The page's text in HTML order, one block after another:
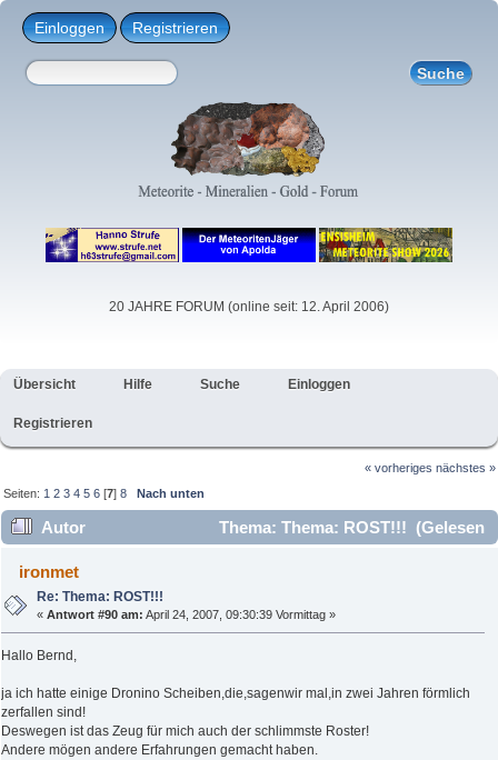
Einloggen Registrieren
20 JAHRE FORUM (online seit: 12. April 2006)
Übersicht Hilfe Suche Einloggen
Registrieren
« vorheriges nächstes »
Seiten: 1 2 3 4 5 6 [7]8 Nach unten
Autor
Thema: Thema: ROST!!! (Gelesen
62449 mal)
ironmet
Re: Thema: ROST!!!
«Antwort #90 am: April 24, 2007, 09:30:39 Vormittag »
Hallo Bernd,
ja ich hatte einige Dronino Scheiben,die,sagenwir mal,in zwei Jahren förmlich
zerfallen sind!
Deswegen ist das Zeug für mich auch der schlimmste Roster!
Andere mögen andere Erfahrungen gemacht haben.